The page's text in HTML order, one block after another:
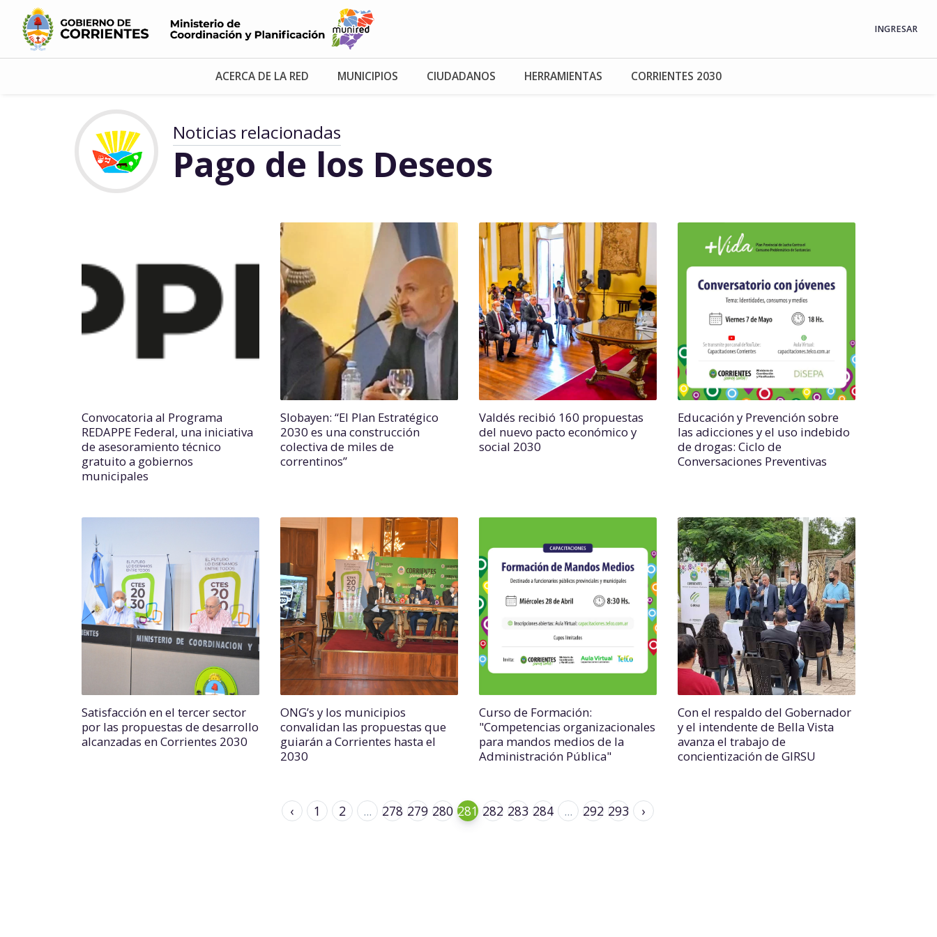
INGRESAR
ACERCA DE LA RED MUNICIPIOS CIUDADANOS HERRAMIENTAS CORRIENTES 2030
Noticias relacionadas
Pago de los Deseos
Convocatoria al Programa
REDAPPE Federal, una iniciativa
de asesoramiento técnico
gratuito a gobiernos
municipales
Slobayen: “El Plan Estratégico
2030 es una construcción
colectiva de miles de
correntinos”
Valdés recibió 160 propuestas
del nuevo pacto económico y
social 2030
Educación y Prevención sobre
las adicciones y el uso indebido
de drogas: Ciclo de
Conversaciones Preventivas
Satisfacción en el tercer sector
por las propuestas de desarrollo
alcanzadas en Corrientes 2030
ONG’s y los municipios
convalidan las propuestas que
guiarán a Corrientes hasta el
2030
Curso de Formación:
"Competencias organizacionales
para mandos medios de la
Administración Pública"
Con el respaldo del Gobernador
y el intendente de Bella Vista
avanza el trabajo de
concientización de GIRSU
‹ 1 2 ... 278 279 280 281 282 283 284 ... 292 293 ›